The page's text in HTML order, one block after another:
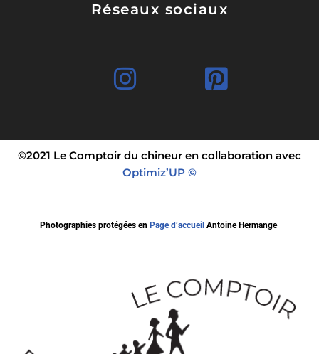
Réseaux sociaux
©2021 Le Comptoir du chineur en collaboration avec
Optimiz’UP ©
Photographies protégées en Page d’accueil Antoine Hermange